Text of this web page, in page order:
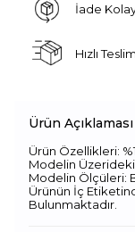
İade
Hızlı
Ürün Açıklaması
Ürün Özellikleri:
Modelin
Modelin Ölçüleri:
Ürünün İç
Bulunmaktadır.